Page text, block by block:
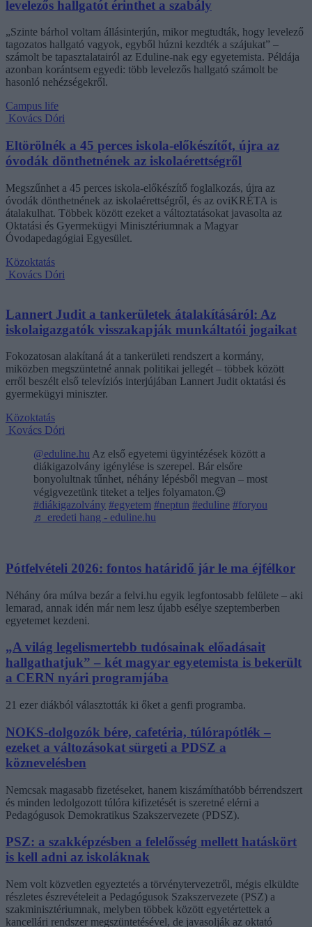
levelezős hallgatót érinthet a szabály
„Szinte bárhol voltam állásinterjún, mikor megtudták, hogy levelező
tagozatos hallgató vagyok, egyből húzni kezdték a szájukat” –
számolt be tapasztalatairól az Eduline-nak egy egyetemista. Példája
azonban korántsem egyedi: több levelezős hallgató számolt be
hasonló nehézségekről.
Campus life
Kovács Dóri
Eltörölnék a 45 perces iskola-előkészítőt, újra az
óvodák dönthetnének az iskolaérettségről
Megszűnhet a 45 perces iskola-előkészítő foglalkozás, újra az
óvodák dönthetnének az iskolaérettségről, és az oviKRÉTA is
átalakulhat. Többek között ezeket a változtatásokat javasolta az
Oktatási és Gyermekügyi Minisztériumnak a Magyar
Óvodapedagógiai Egyesület.
Közoktatás
Kovács Dóri
Lannert Judit a tankerületek átalakításáról: Az
iskolaigazgatók visszakapják munkáltatói jogaikat
Fokozatosan alakítaná át a tankerületi rendszert a kormány,
miközben megszüntetné annak politikai jellegét – többek között
erről beszélt első televíziós interjújában Lannert Judit oktatási és
gyermekügyi miniszter.
Közoktatás
Kovács Dóri
@eduline.hu Az első egyetemi ügyintézések között a
diákigazolvány igénylése is szerepel. Bár elsőre
bonyolultnak tűnhet, néhány lépésből megvan – most
végigvezetünk titeket a teljes folyamaton.😉
#diákigazolvány #egyetem #neptun #eduline #foryou
♬ eredeti hang - eduline.hu
Pótfelvételi 2026: fontos határidő jár le ma éjfélkor
Néhány óra múlva bezár a felvi.hu egyik legfontosabb felülete – aki
lemarad, annak idén már nem lesz újabb esélye szeptemberben
egyetemet kezdeni.
„A világ legelismertebb tudósainak előadásait
hallgathatjuk” – két magyar egyetemista is bekerült
a CERN nyári programjába
21 ezer diákból választották ki őket a genfi programba.
NOKS-dolgozók bére, cafetéria, túlórapótlék –
ezeket a változásokat sürgeti a PDSZ a
köznevelésben
Nemcsak magasabb fizetéseket, hanem kiszámíthatóbb bérrendszert
és minden ledolgozott túlóra kifizetését is szeretné elérni a
Pedagógusok Demokratikus Szakszervezete (PDSZ).
PSZ: a szakképzésben a felelősség mellett hatáskört
is kell adni az iskoláknak
Nem volt közvetlen egyeztetés a törvénytervezetről, mégis elküldte
részletes észrevételeit a Pedagógusok Szakszervezete (PSZ) a
szakminisztériumnak, melyben többek között egyetértettek a
kancellári rendszer megszüntetésével, de javasolják az oktató